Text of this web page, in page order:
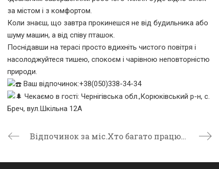
за містом і з комфортом.
Коли знаєш, що завтра прокинешся не від будильника або
шуму машин, а від співу пташок.
Поснідавши на терасі просто вдихніть чистого повітря і
насолоджуйтеся тишею, спокоєм і чарівною неповторністю
природи.
Ваш відпочинок:+38(050)338-34-34
Чекаємо в гості: Чернігівська обл.,Корюківський р-н, с.
Бреч, вул.Шкільна 12А
Відпочинок за містом Хто багато працює, той добре відпочиває.